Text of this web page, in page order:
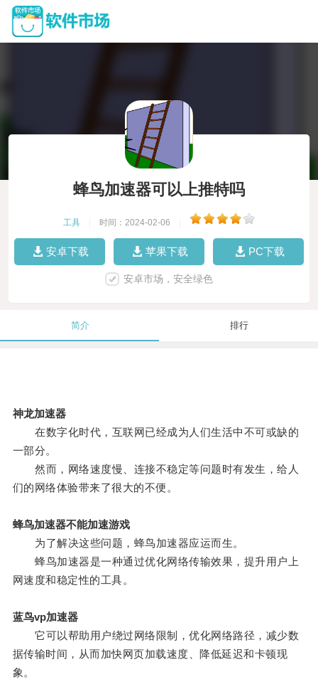
蜂鸟加速器可以上推特吗
工具 时间：2024-02-06
安卓下载 苹果下载 PC下载
安卓市场，安全绿色
简介 排行
神龙加速器
在数字化时代，互联网已经成为人们生活中不可或缺的
一部分。
然而，网络速度慢、连接不稳定等问题时有发生，给人
们的网络体验带来了很大的不便。
蜂鸟加速器不能加速游戏
为了解决这些问题，蜂鸟加速器应运而生。
蜂鸟加速器是一种通过优化网络传输效果，提升用户上
网速度和稳定性的工具。
蓝鸟vp加速器
它可以帮助用户绕过网络限制，优化网络路径，减少数
据传输时间，从而加快网页加载速度、降低延迟和卡顿现
象。